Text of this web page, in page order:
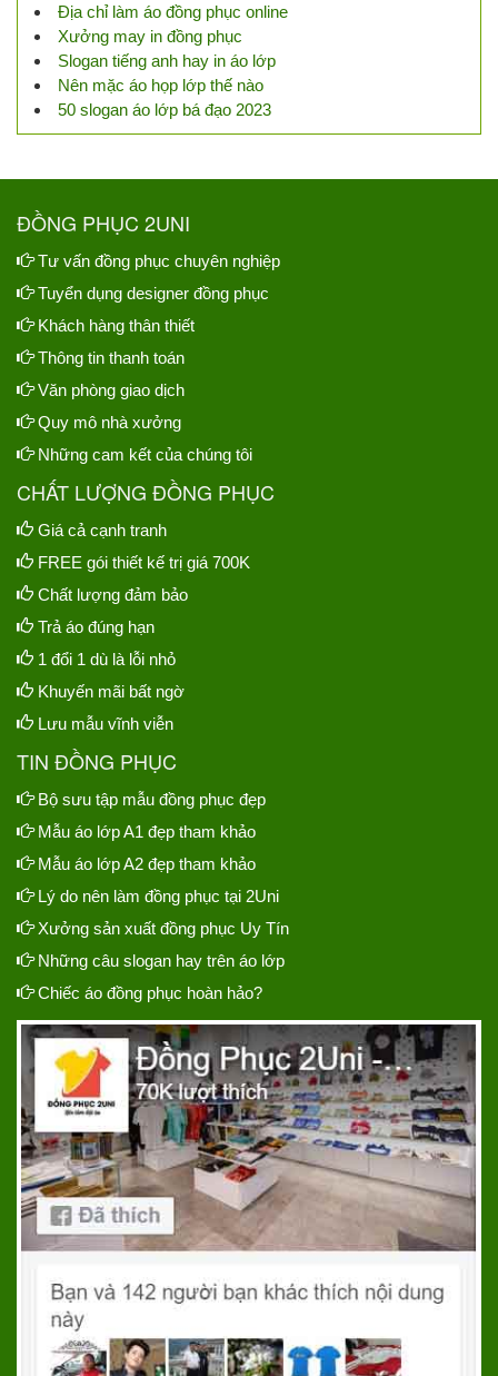
Địa chỉ làm áo đồng phục online
Xưởng may in đồng phục
Slogan tiếng anh hay in áo lớp
Nên mặc áo họp lớp thế nào
50 slogan áo lớp bá đạo 2023
ĐỒNG PHỤC 2UNI
Tư vấn đồng phục chuyên nghiệp
Tuyển dụng designer đồng phục
Khách hàng thân thiết
Thông tin thanh toán
Văn phòng giao dịch
Quy mô nhà xưởng
Những cam kết của chúng tôi
CHẤT LƯỢNG ĐỒNG PHỤC
Giá cả cạnh tranh
FREE gói thiết kế trị giá 700K
Chất lượng đảm bảo
Trả áo đúng hạn
1 đổi 1 dù là lỗi nhỏ
Khuyến mãi bất ngờ
Lưu mẫu vĩnh viễn
TIN ĐỒNG PHỤC
Bộ sưu tập mẫu đồng phục đẹp
Mẫu áo lớp A1 đẹp tham khảo
Mẫu áo lớp A2 đẹp tham khảo
Lý do nên làm đồng phục tại 2Uni
Xưởng sản xuất đồng phục Uy Tín
Những câu slogan hay trên áo lớp
Chiếc áo đồng phục hoàn hảo?